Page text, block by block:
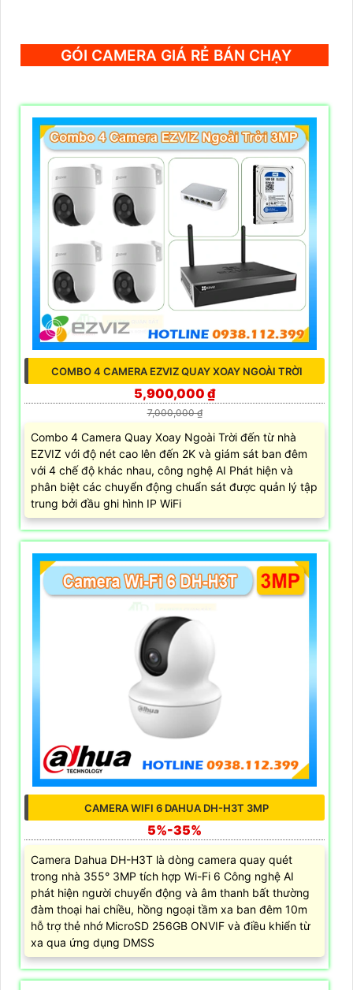
GÓI CAMERA GIÁ RẺ BÁN CHẠY
COMBO 4 CAMERA EZVIZ QUAY XOAY NGOÀI TRỜI
5,900,000 ₫
7,000,000 ₫
Combo 4 Camera Quay Xoay Ngoài Trời đến từ nhà
EZVIZ với độ nét cao lên đến 2K và giám sát ban đêm
với 4 chế độ khác nhau, công nghệ AI Phát hiện và
phân biệt các chuyển động chuẩn sát được quản lý tập
trung bởi đầu ghi hình IP WiFi
CAMERA WIFI 6 DAHUA DH-H3T 3MP
5%-35%
Camera Dahua DH-H3T là dòng camera quay quét
trong nhà 355° 3MP tích hợp Wi-Fi 6 Công nghệ AI
phát hiện người chuyển động và âm thanh bất thường
đàm thoại hai chiều, hồng ngoại tầm xa ban đêm 10m
hỗ trợ thẻ nhớ MicroSD 256GB ONVIF và điều khiển từ
xa qua ứng dụng DMSS